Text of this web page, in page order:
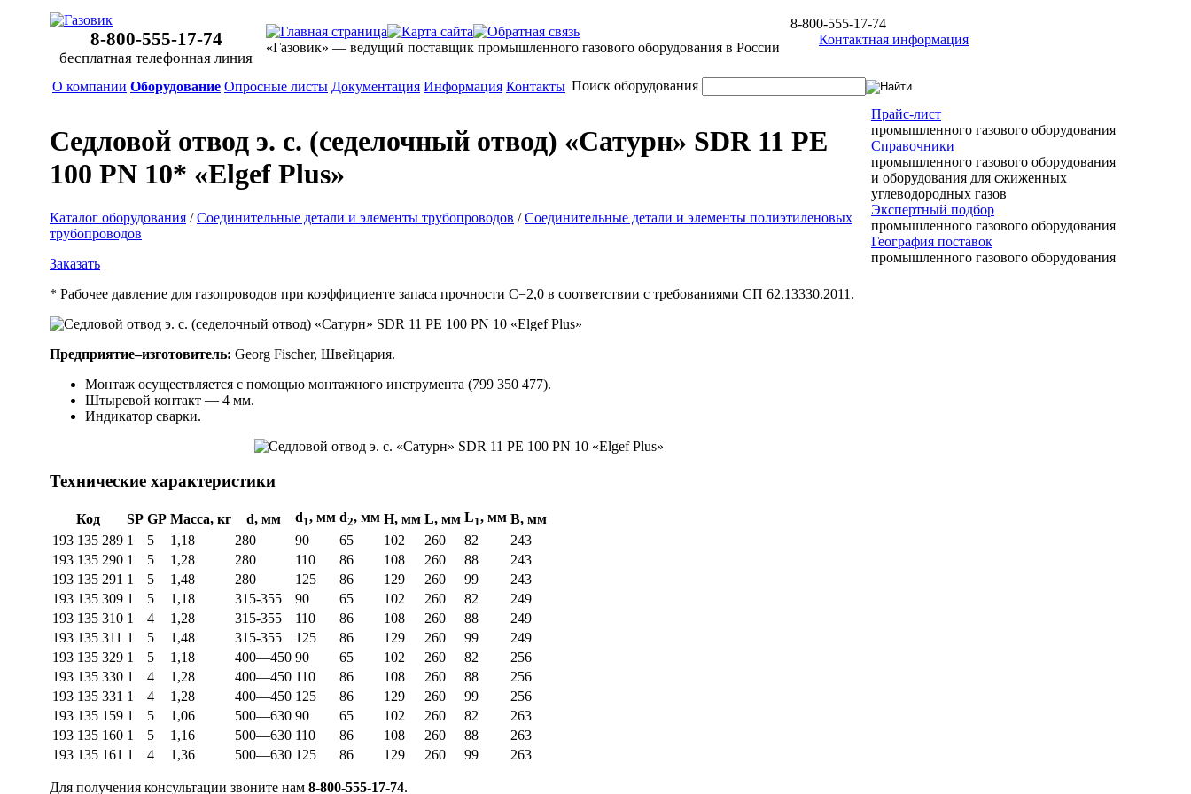
8-800-555-17-74
бесплатная телефонная линия
«Газовик» — ведущий поставщик промышленного газового оборудования в России
8-800-555-17-74
Контактная информация
О компании Оборудование Опросные листы Документация Информация Контакты Поиск оборудования
Седловой отвод э. с. (седелочный отвод) «Сатурн» SDR 11 PE
100 PN 10* «Elgef Plus»
Каталог оборудования /Соединительные детали и элементы трубопроводов /Соединительные детали и элементы полиэтиленовых
трубопроводов
Заказать
* Рабочее давление для газопроводов при коэффициенте запаса прочности С=2,0 в соответствии с требованиями СП 62.13330.2011.
Предприятие–изготовитель: Georg Fischer, Швейцария.
Монтаж осуществляется с помощью монтажного инструмента (799 350 477).
Штыревой контакт — 4 мм.
Индикатор сварки.
Технические характеристики
Код SP GP Масса, кг d, мм d1, мм d2, мм H, мм L, мм L1, мм В, мм
193 135 289 1 5 1,18 280 90 65 102 260 82
243
193 135 290 1 5 1,28 280 110 86 108 260 88
243
193 135 291 1 5 1,48 280 125 86 129 260 99
243
193 135 309 1 5 1,18 315-355 90 65 102 260 82
249
193 135 310 1 4 1,28 315-355 110 86 108 260 88
249
193 135 311 1 5 1,48 315-355 125 86 129 260 99
249
193 135 329 1 5 1,18 400—450 90 65 102 260 82
256
193 135 330 1 4 1,28 400—450 110 86 108 260 88
256
193 135 331 1 4 1,28 400—450 125 86 129 260 99
256
193 135 159 1 5 1,06 500—630 90 65 102 260 82
263
193 135 160 1 5 1,16 500—630 110 86 108 260 88
263
193 135 161 1 4 1,36 500—630 125 86 129 260 99 263
Для получения консультации звоните нам 8-800-555-17-74.
Прайс-лист
промышленного газового оборудования
Справочники
промышленного газового оборудования
и оборудования для сжиженных
углеводородных газов
Экспертный подбор
промышленного газового оборудования
География поставок
промышленного газового оборудования